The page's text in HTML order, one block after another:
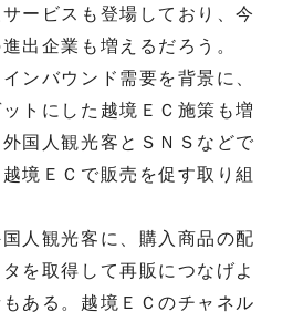
ービスも登場しており、今
出企業も増えるだろう。
ンバウンド需要を背景に、
トにした越境ＥＣ施策も増
国人観光客とＳＮＳなどで
境ＥＣで販売を促す取り組
人観光客に、購入商品の配
を取得して再販につなげよ
ある。越境ＥＣのチャネル